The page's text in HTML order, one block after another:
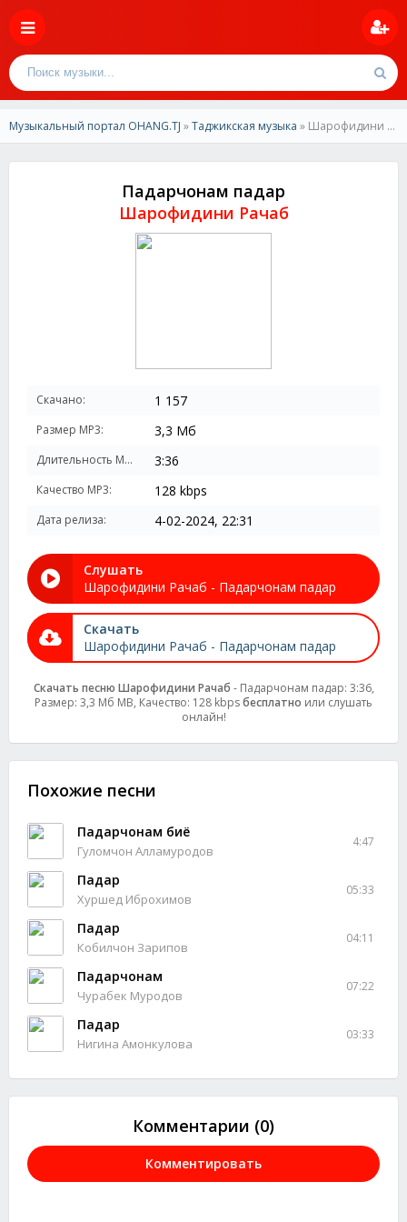
Музыкальный портал OHANG.TJ »Таджикская музыка » Шарофидини Рачаб - Падарчонам падар
Падарчонам падар
Шарофидини Рачаб
Скачано: 1 157
Размер MP3: 3,3 Мб
Длительность MP3: 3:36
Качество MP3: 128 kbps
Дата релиза: 4-02-2024, 22:31
Слушать
Шарофидини Рачаб - Падарчонам падар
Скачать
Шарофидини Рачаб - Падарчонам падар
Скачать песню Шарофидини Рачаб - Падарчонам падар: 3:36,
Размер: 3,3 Мб MB, Качество: 128 kbpsбесплатно или слушать
онлайн!
Похожие песни
Падарчонам биё
Гуломчон Алламуродов
4:47
Падар
Хуршед Иброхимов
05:33
Падар
Кобилчон Зарипов
04:11
Падарчонам
Чурабек Муродов
07:22
Падар
Нигина Амонкулова
03:33
Комментарии (0)
Комментировать